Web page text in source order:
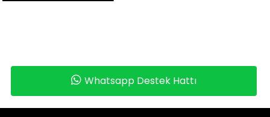
Whatsapp Destek Hattı